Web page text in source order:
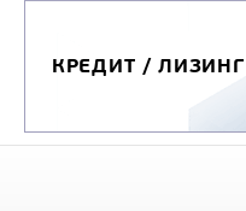
КРЕДИТ / ЛИЗИНГ